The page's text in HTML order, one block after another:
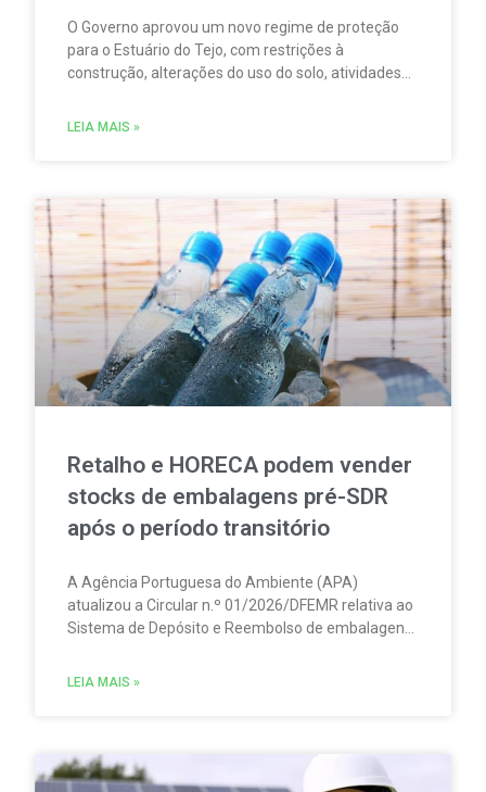
O Governo aprovou um novo regime de proteção
para o Estuário do Tejo, com restrições à
construção, alterações do uso do solo, atividades
motorizada e sobrevoos nas áreas abrangidas pela
LEIA MAIS »
Retalho e HORECA podem vender
stocks de embalagens pré-SDR
após o período transitório
A Agência Portuguesa do Ambiente (APA)
atualizou a Circular n.º 01/2026/DFEMR relativa ao
Sistema de Depósito e Reembolso de embalagens
traz um esclarecimento relevante para
LEIA MAIS »